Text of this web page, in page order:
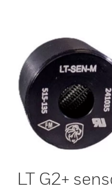
LT G2+